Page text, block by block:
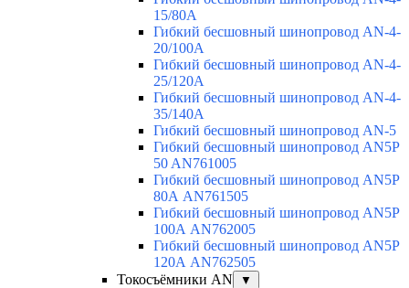
15/80A
Гибкий бесшовный шинопровод AN-4-
20/100A
Гибкий бесшовный шинопровод AN-4-
25/120A
Гибкий бесшовный шинопровод AN-4-
35/140A
Гибкий бесшовный шинопровод AN-5
Гибкий бесшовный шинопровод AN5P
50 AN761005
Гибкий бесшовный шинопровод AN5P
80А AN761505
Гибкий бесшовный шинопровод AN5P
100А AN762005
Гибкий бесшовный шинопровод AN5P
120А AN762505
Токосъёмники AN
▼